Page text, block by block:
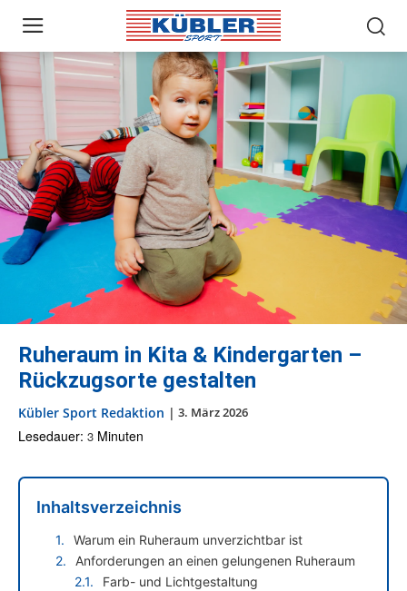
Ruheraum in Kita & Kindergarten –
Rückzugsorte gestalten
Kübler Sport Redaktion | 3. März 2026
Lesedauer: 3 Minuten
Inhaltsverzeichnis
Warum ein Ruheraum unverzichtbar ist
Anforderungen an einen gelungenen Ruheraum
Farb- und Lichtgestaltung